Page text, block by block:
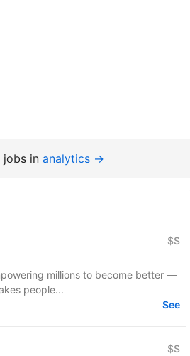
jobs in analytics →
$$
people...
See
$$